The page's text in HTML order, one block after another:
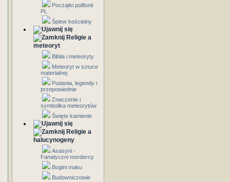
Początki polifonii
PL
Śpiew kościelny
Religie a
meteoryt
Biblia i meteoryty
Meteoryt w sztuce
materialnej
Podania, legendy i
przepowiednie
Znaczenie i
symbolika meteorytów
Święte kamienie
Religie a
halucynogeny
Asasyni -
Fanatyczni mordercy
Bogini maku
Budowniczowie